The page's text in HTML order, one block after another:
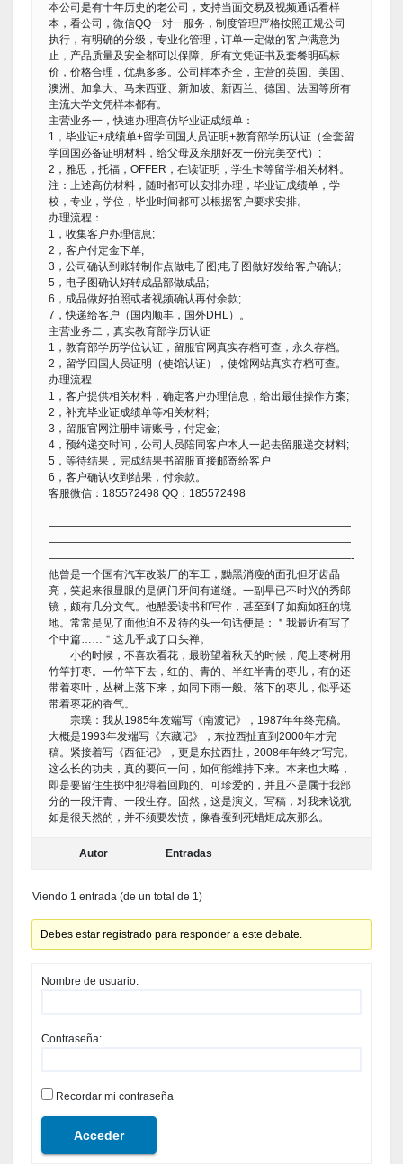
本公司是有十年历史的老公司，支持当面交易及视频通话看样
本，看公司，微信QQ一对一服务，制度管理严格按照正规公司
执行，有明确的分级，专业化管理，订单一定做的客户满意为
止，产品质量及安全都可以保障。所有文凭证书及套餐明码标
价，价格合理，优惠多多。公司样本齐全，主营的英国、美国、
澳洲、加拿大、马来西亚、新加坡、新西兰、德国、法国等所有
主流大学文凭样本都有。
主营业务一，快速办理高仿毕业证成绩单：
1，毕业证+成绩单+留学回国人员证明+教育部学历认证（全套留
学回国必备证明材料，给父母及亲朋好友一份完美交代）;
2，雅思，托福，OFFER，在读证明，学生卡等留学相关材料。
注：上述高仿材料，随时都可以安排办理，毕业证成绩单，学
校，专业，学位，毕业时间都可以根据客户要求安排。
办理流程：
1，收集客户办理信息;
2，客户付定金下单;
3，公司确认到账转制作点做电子图;电子图做好发给客户确认;
5，电子图确认好转成品部做成品;
6，成品做好拍照或者视频确认再付余款;
7，快递给客户（国内顺丰，国外DHL）。
主营业务二，真实教育部学历认证
1，教育部学历学位认证，留服官网真实存档可查，永久存档。
2，留学回国人员证明（使馆认证），使馆网站真实存档可查。
办理流程
1，客户提供相关材料，确定客户办理信息，给出最佳操作方案;
2，补充毕业证成绩单等相关材料;
3，留服官网注册申请账号，付定金;
4，预约递交时间，公司人员陪同客户本人一起去留服递交材料;
5，等待结果，完成结果书留服直接邮寄给客户
6，客户确认收到结果，付余款。
客服微信：185572498 QQ：185572498
————————————————————————————
————————————————————————————
————————————————————————————
————————————————————————————-
他曾是一个国有汽车改装厂的车工，黝黑消瘦的面孔但牙齿晶
亮，笑起来很显眼的是俩门牙间有道缝。一副早已不时兴的秀郎
镜，颇有几分文气。他酷爱读书和写作，甚至到了如痴如狂的境
地。常常是见了面他迫不及待的头一句话便是：＂我最近有写了
个中篇……＂这几乎成了口头禅。
小的时候，不喜欢看花，最盼望着秋天的时候，爬上枣树用
竹竿打枣。一竹竿下去，红的、青的、半红半青的枣儿，有的还
带着枣叶，丛树上落下来，如同下雨一般。落下的枣儿，似乎还
带着枣花的香气。
宗璞：我从1985年发端写《南渡记》，1987年年终完稿。
大概是1993年发端写《东藏记》，东拉西扯直到2000年才完
稿。紧接着写《西征记》，更是东拉西扯，2008年年终才写完。
这么长的功夫，真的要问一问，如何能维持下来。本来也大略，
即是要留住生掷中犯得着回顾的、可珍爱的，并且不是属于我部
分的一段汗青、一段生存。固然，这是演义。写稿，对我来说犹
如是很天然的，并不须要发愤，像春蚕到死蜡炬成灰那么。
Autor Entradas
Viendo 1 entrada (de un total de 1)
Debes estar registrado para responder a este debate.
Nombre de usuario:
Contraseña:
Recordar mi contraseña
Acceder